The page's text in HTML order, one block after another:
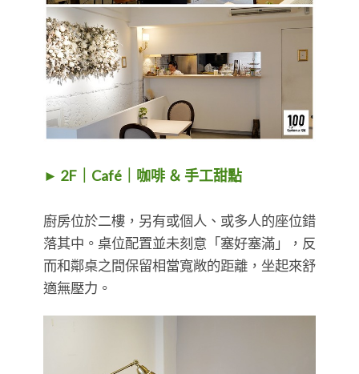
► 2F｜Café｜咖啡 ＆ 手工甜點
廚房位於二樓，另有或個人、或多人的座位錯
落其中。桌位配置並未刻意「塞好塞滿」，反
而和鄰桌之間保留相當寬敞的距離，坐起來舒
適無壓力。